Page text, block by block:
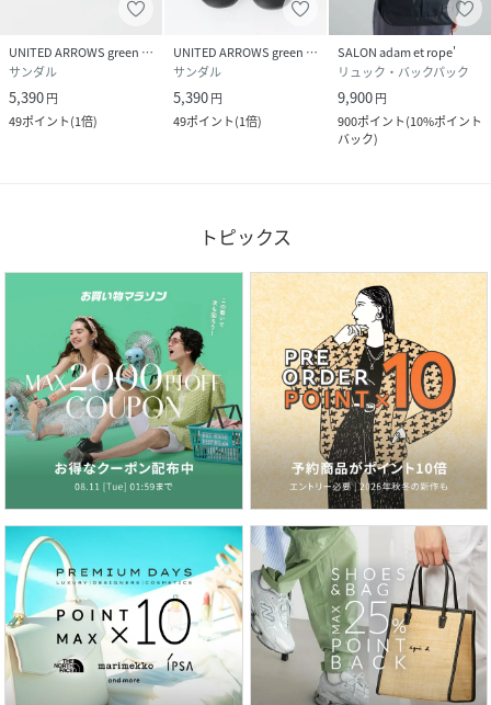
UNITED ARROWS green label relaxing
サンダル
5,390円
49ポイント(1倍)
UNITED ARROWS green label relaxing
サンダル
5,390円
49ポイント(1倍)
SALON adam et rope'
リュック・バックパック
9,900円
900ポイント(10%ポイント
バック)
トピックス